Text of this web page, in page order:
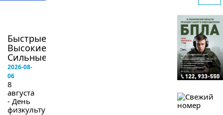
Быстрые!
Высокие!
Сильные!...
2026-08-
06
8
августа
- День
физкультурника.